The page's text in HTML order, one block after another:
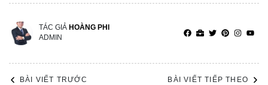
TÁC GIẢ HOÀNG PHI
ADMIN
BÀI VIẾT TRƯỚC BÀI VIẾT TIẾP THEO